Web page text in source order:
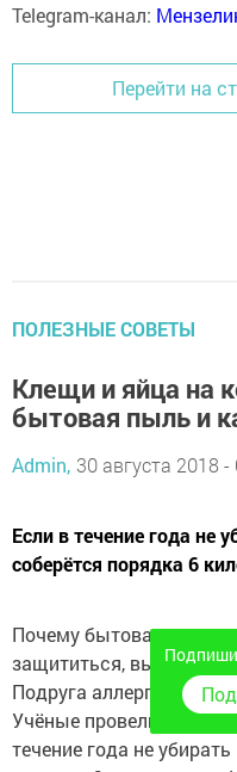
Telegram-канал:
Перейти на
ПОЛЕЗНЫЕ СОВЕТЫ
Клещи и яйца на
бытовая пыль и
Admin, 30 августа 2018 -
Если в течение года не
соберётся порядка 6
Почему бытовая пыль
защититься, выяснял
Подруга аллергии
Учёные провели
течение года не